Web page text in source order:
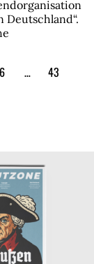
Deutschland“.
6 …
43